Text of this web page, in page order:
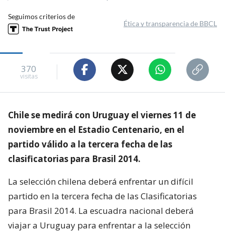
Seguimos criterios de
Ética y transparencia de BBCL
370
visitas
Chile se medirá con Uruguay el viernes 11 de
noviembre en el Estadio Centenario, en el
partido válido a la tercera fecha de las
clasificatorias para Brasil 2014.
La selección chilena deberá enfrentar un difícil
partido en la tercera fecha de las Clasificatorias
para Brasil 2014. La escuadra nacional deberá
viajar a Uruguay para enfrentar a la selección